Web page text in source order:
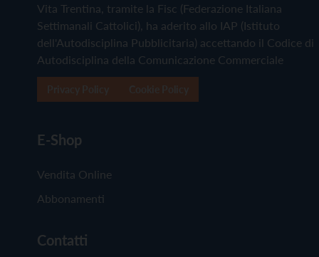
Vita Trentina, tramite la Fisc (Federazione Italiana
Settimanali Cattolici), ha aderito allo IAP (Istituto
dell'Autodisciplina Pubblicitaria) accettando il Codice di
Autodisciplina della Comunicazione Commerciale
E-Shop
Vendita Online
Abbonamenti
Contatti